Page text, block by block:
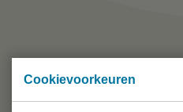
Cookievoorkeuren